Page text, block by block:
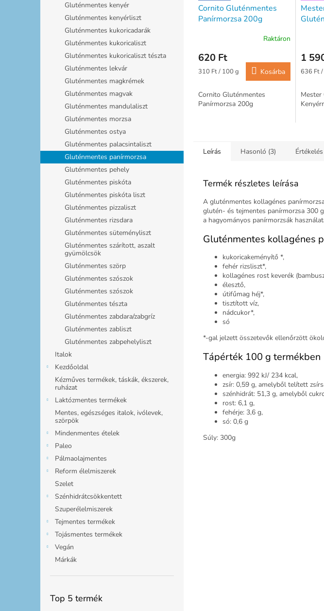
Gluténmentes kenyér
Gluténmentes kenyérliszt
Gluténmentes kukoricadarák
Gluténmentes kukoricaliszt
Gluténmentes kukoricaliszt tészta
Gluténmentes lekvár
Gluténmentes magkrémek
Gluténmentes magvak
Gluténmentes mandulaliszt
Gluténmentes morzsa
Gluténmentes ostya
Gluténmentes palacsintaliszt
Gluténmentes panírmorzsa
Gluténmentes pehely
Gluténmentes piskóta
Gluténmentes piskóta liszt
Gluténmentes pizzaliszt
Gluténmentes rizsdara
Gluténmentes süteményliszt
Gluténmentes szárított, aszalt
gyümölcsök
Gluténmentes szörp
Gluténmentes szószok
Gluténmentes szószok
Gluténmentes tészta
Gluténmentes zabdara/zabgríz
Gluténmentes zabliszt
Gluténmentes zabpehelyliszt
Italok
Kezdőoldal
Kézműves termékek, táskák, ékszerek,
ruházat
Laktózmentes termékek
Mentes, egészséges italok, ivólevek,
szörpök
Mindenmentes ételek
Paleo
Pálmaolajmentes
Reform élelmiszerek
Szelet
Szénhidrátcsökkentett
Szuperélelmiszerek
Tejmentes termékek
Tojásmentes termékek
Vegán
Márkák
Top 5 termék
Cornito Gluténmentes
Panírmorzsa 200g
Raktáron
620 Ft
Egységár:
310 Ft / 100 g Kosárba
Cornito Gluténmentes
Panírmorzsa 200g
1
636 Ft
Mester
Leírás Hasonló (3) Értékelés
Termék részletes leírása
A gluténmentes kollagénes
glutén- és tejmentes panírmorzsa 300
a hagyományos panírmorzsák
Gluténmentes kollagénes
kukoricakeményítő *,
fehér rizsliszt*,
kollagénes rost keverék
élesztő,
útifűmag héj*,
tisztított víz,
nádcukor*,
só
*-gal jelzett összetevők ellenőrzött
Tápérték 100 g termékben
energia: 992 kJ/ 234 kcal,
zsír: 0,59 g, amelyből telített
szénhidrát: 51,3 g, amelyből
rost: 6,1 g,
fehérje: 3,6 g,
só: 0,6 g
Súly: 300g